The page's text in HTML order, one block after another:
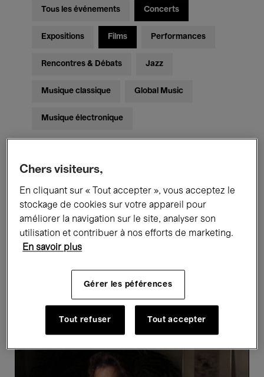
Tous les événements Concerts
Expositions Films Performances
Rencontres & Débats Jazz
Musique classique Global Music
Musique électronique
Pour tous
Enseignement Visites guidées
Hosted Events
Prochains événements
Clorindo
Chers visiteurs,
En cliquant sur « Tout accepter », vous acceptez le
stockage de cookies sur votre appareil pour
améliorer la navigation sur le site, analyser son
utilisation et contribuer à nos efforts de marketing.
En savoir plus
Gérer les péférences
Tout refuser Tout accepter